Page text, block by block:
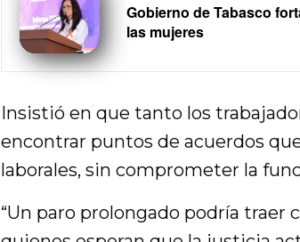
Gobierno de Tabasco
las mujeres
Insistió en que tanto los
encontrar puntos de acuerdos
laborales, sin comprometer la
“Un paro prolongado podría traer